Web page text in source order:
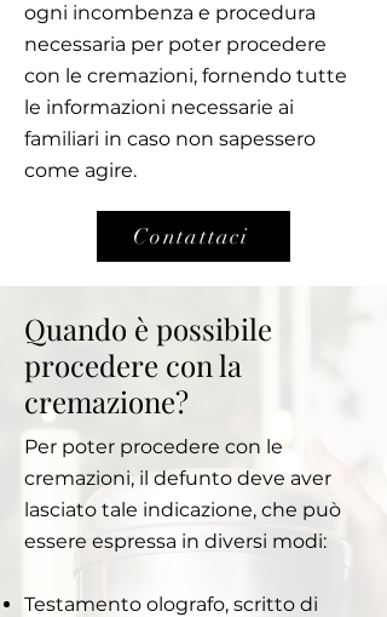
ogni incombenza e procedura
necessaria per poter procedere
con le cremazioni, fornendo tutte
le informazioni necessarie ai
familiari in caso non sapessero
come agire.
Contattaci
Quando è possibile
procedere con la
cremazione?
Per poter procedere con le
cremazioni, il defunto deve aver
lasciato tale indicazione, che può
essere espressa in diversi modi:
Testamento olografo, scritto di